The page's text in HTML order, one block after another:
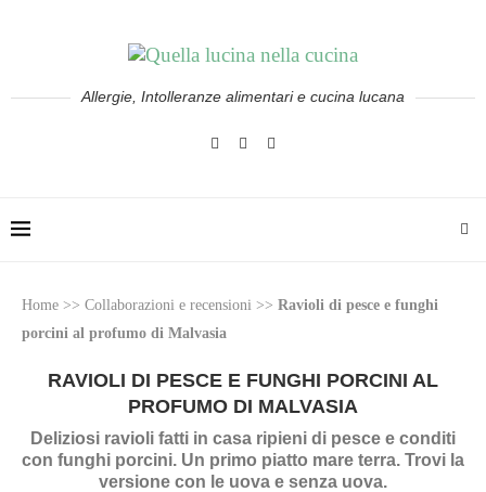
Allergie, Intolleranze alimentari e cucina lucana
Home >> Collaborazioni e recensioni >> Ravioli di pesce e funghi
porcini al profumo di Malvasia
RAVIOLI DI PESCE E FUNGHI PORCINI AL
PROFUMO DI MALVASIA
Deliziosi ravioli fatti in casa ripieni di pesce e conditi
con funghi porcini. Un primo piatto mare terra. Trovi la
versione con le uova e senza uova.